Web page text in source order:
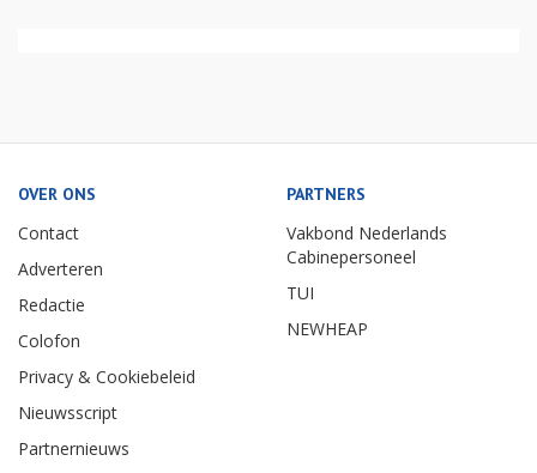
OVER ONS
Contact
Adverteren
Redactie
Colofon
Privacy & Cookiebeleid
Nieuwsscript
Partnernieuws
PARTNERS
Vakbond Nederlands
Cabinepersoneel
TUI
NEWHEAP